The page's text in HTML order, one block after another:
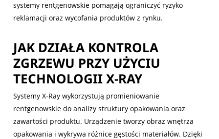
systemy rentgenowskie pomagają ograniczyć ryzyko
reklamacji oraz wycofania produktów z rynku.
JAK DZIAŁA KONTROLA
ZGRZEWU PRZY UŻYCIU
TECHNOLOGII X-RAY
Systemy X-Ray wykorzystują promieniowanie
rentgenowskie do analizy struktury opakowania oraz
zawartości produktu. Urządzenie tworzy obraz wnętrza
opakowania i wykrywa różnice gęstości materiałów. Dzięki